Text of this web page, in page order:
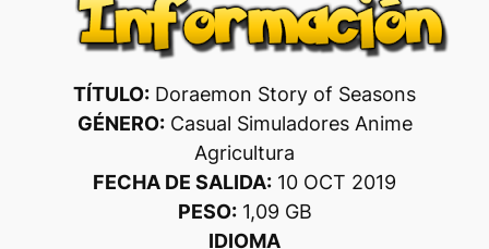
TÍTULO: Doraemon Story of Seasons
GÉNERO:Casual Simuladores Anime
Agricultura
FECHA DE SALIDA: 10 OCT 2019
PESO:1,09 GB
IDIOMA